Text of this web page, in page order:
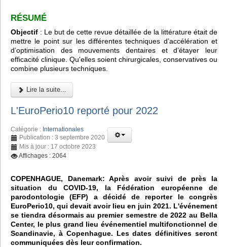
RÉSUMÉ
Objectif : Le but de cette revue détaillée de la littérature était de
mettre le point sur les différentes techniques d’accélération et
d’optimisation des mouvements dentaires et d’étayer leur
efficacité clinique. Qu'elles soient chirurgicales, conservatives ou
combine plusieurs techniques.
Lire la suite...
L'EuroPerio10 reporté pour 2022
Catégorie : Internationales
Publication : 3 septembre 2020
Mis à jour : 17 octobre 2023
Affichages : 2064
COPENHAGUE, Danemark: Après avoir suivi de près la
situation du COVID-19, la Fédération européenne de
parodontologie (EFP) a décidé de reporter le congrès
EuroPerio10, qui devait avoir lieu en juin 2021. L'événement
se tiendra désormais au premier semestre de 2022 au Bella
Center, le plus grand lieu événementiel multifonctionnel de
Scandinavie, à Copenhague. Les dates définitives seront
communiquées dès leur confirmation.